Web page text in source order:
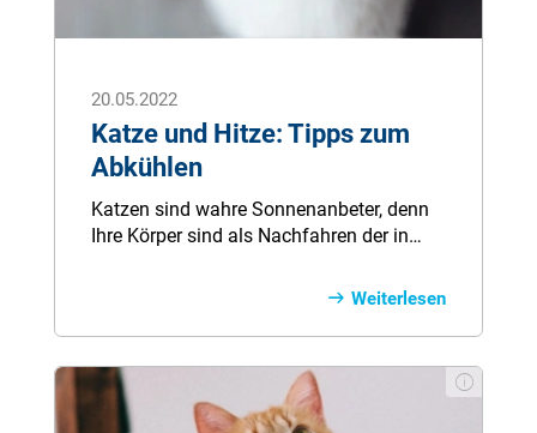
20.05.2022
Katze und Hitze: Tipps zum
Abkühlen
Katzen sind wahre Sonnenanbeter, denn
Ihre Körper sind als Nachfahren der in
auf hohe Temperaturen eingestellt. Sie
schattigen Plätzen oder erfrischen sich
mit Wasserspielen. Allerdings kann die
Hitze nicht nur für uns Menschen
belastend werden. Auch unsere
Weiterlesen